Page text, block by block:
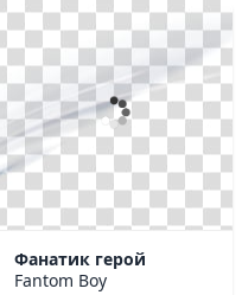
Фанатик герой
Fantom Boy